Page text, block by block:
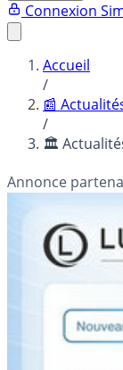
Connexion
Accueil
/
📰
/
🏛️
Annonce